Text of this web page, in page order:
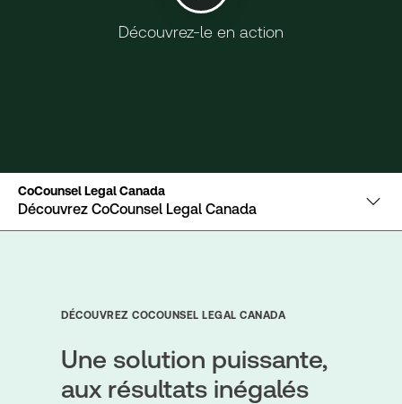
Découvrez-le en action
CoCounsel Legal Canada
Découvrez CoCounsel Legal Canada
DÉCOUVREZ COCOUNSEL LEGAL CANADA
Une solution puissante,
aux résultats inégalés